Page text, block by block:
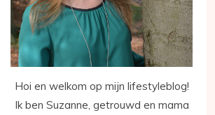
Hoi en welkom op mijn lifestyleblog!
Ik ben Suzanne, getrouwd en mama